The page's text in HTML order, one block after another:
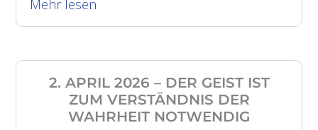
Mehr lesen
2. APRIL 2026 – DER GEIST IST
ZUM VERSTÄNDNIS DER
WAHRHEIT NOTWENDIG